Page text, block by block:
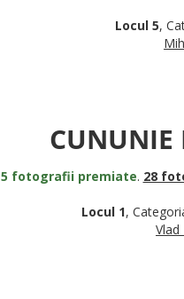
Locul 5,
CUNUNIE
5 fotografii premiate. 28
Locul 1,
Vlad